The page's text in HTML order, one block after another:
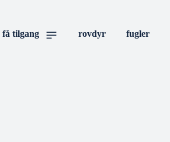
få tilgang rovdyr fugler